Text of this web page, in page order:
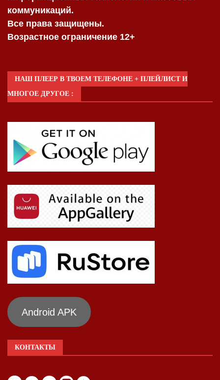
коммуникаций.
Все права защищены.
Возрастное ограничение 12+
НАШ ПЛЕЕР В ТВОЕМ ТЕЛЕФОНЕ + ПЛЕЙЛИСТ И
МНОГОЕ ДРУГОЕ :
Android APK
КОНТАКТЫ